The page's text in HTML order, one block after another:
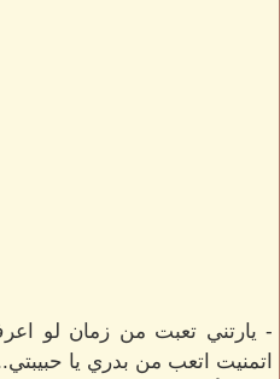
- يارتني تعبت من زمان لو
اتمنيت اتعب من بدري يا